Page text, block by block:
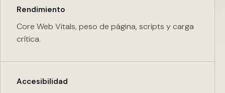
Rendimiento
Core Web Vitals, peso de página, scripts y carga
crítica.
Accesibilidad